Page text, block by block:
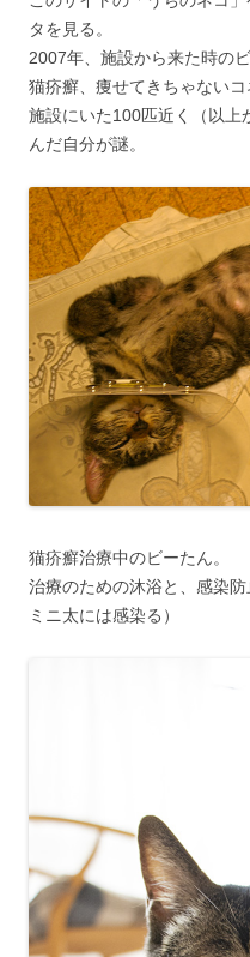
タを見る。
2007年、施設から来た時のビ
猫疥癬、痩せてきちゃない
施設にいた100匹近く（以上
んだ自分が謎。
猫疥癬治療中のビーたん。
治療のための沐浴と、感染
ミニ太には感染る）